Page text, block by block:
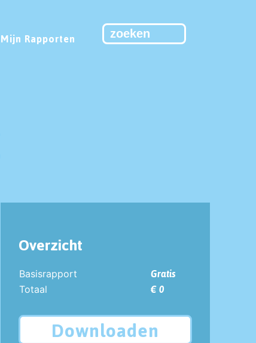
Mijn Rapporten
Overzicht
Basisrapport
Gratis
Totaal
€ 0
Downloaden